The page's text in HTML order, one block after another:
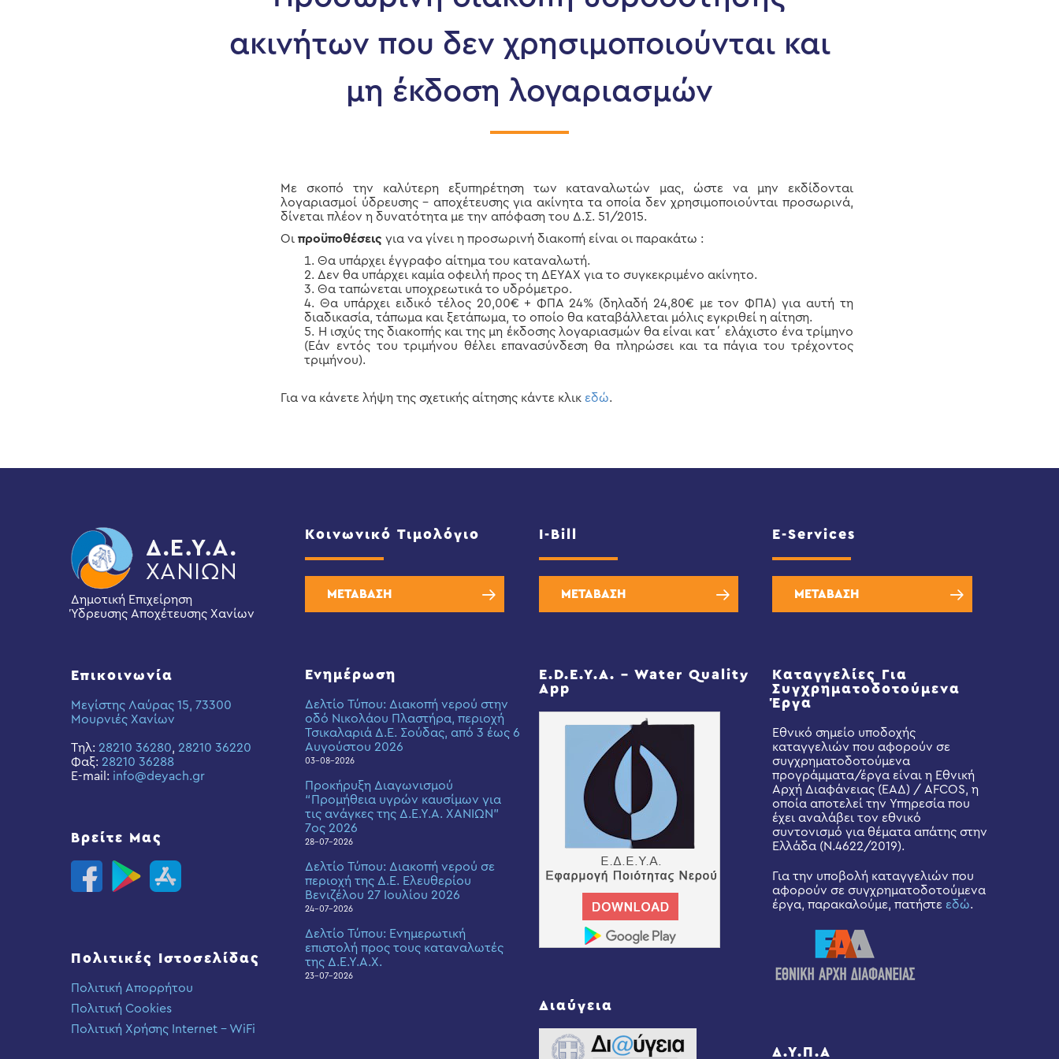
ακινήτων που δεν χρησιμοποιούνται και
μη έκδοση λογαριασμών
Με σκοπό την καλύτερη εξυπηρέτηση των καταναλωτών μας, ώστε να μην εκδίδονται
λογαριασμοί ύδρευσης – αποχέτευσης για ακίνητα τα οποία δεν χρησιμοποιούνται προσωρινά,
δίνεται πλέον η δυνατότητα με την απόφαση του Δ.Σ. 51/2015.
Οιπροϋποθέσεις για να γίνει η προσωρινή διακοπή είναι οι παρακάτω :
Θα υπάρχει έγγραφο αίτημα του καταναλωτή.
Δεν θα υπάρχει καμία οφειλή προς τη ΔΕΥΑΧ για το συγκεκριμένο ακίνητο.
Θα ταπώνεται υποχρεωτικά το υδρόμετρο.
Θα υπάρχει ειδικό τέλος 20,00€ + ΦΠΑ 24% (δηλαδή 24,80€ με τον ΦΠΑ) για αυτή τη
διαδικασία, τάπωμα και ξετάπωμα, το οποίο θα καταβάλλεται μόλις εγκριθεί η αίτηση.
Η ισχύς της διακοπής και της μη έκδοσης λογαριασμών θα είναι κατ΄ ελάχιστο ένα τρίμηνο
(Εάν εντός του τριμήνου θέλει επανασύνδεση θα πληρώσει και τα πάγια του τρέχοντος
τριμήνου).
Για να κάνετε λήψη της σχετικής αίτησης κάντε κλικ εδώ.
Δημοτική Επιχείρηση
Ύδρευσης Αποχέτευσης Χανίων
Επικοινωνία
Μεγίστης Λαύρας 15, 73300
Μουρνιές Χανίων
Τηλ: 28210 36280, 28210 36220
Φαξ: 28210 36288
E-mail: info@deyach.gr
Βρείτε Μας
Πολιτικές Ιστοσελίδας
Πολιτική Απορρήτου
Πολιτική Cookies
Πολιτική Χρήσης Internet – WiFi
Κοινωνικό Τιμολόγιο
ΜΕΤΑΒΑΣΗ
Ενημέρωση
Δελτίο Τύπου: Διακοπή νερού στην
οδό Νικολάου Πλαστήρα, περιοχή
Τσικαλαριά Δ.Ε. Σούδας, από 3 έως 6
Αυγούστου 2026
03-08-2026
Προκήρυξη Διαγωνισμού
“Προμήθεια υγρών καυσίμων για
τις ανάγκες της Δ.Ε.Υ.Α. ΧΑΝΙΩΝ”
7ος 2026
28-07-2026
Δελτίο Τύπου: Διακοπή νερού σε
περιοχή της Δ.Ε. Ελευθερίου
Βενιζέλου 27 Ιουλίου 2026
24-07-2026
Δελτίο Τύπου: Eνημερωτική
επιστολή προς τους καταναλωτές
της Δ.Ε.Υ.Α.Χ.
23-07-2026
I-Bill
ΜΕΤΑΒΑΣΗ
E.D.E.Y.A. – Water Quality
App
Διαύγεια
E-Services
ΜΕΤΑΒΑΣΗ
Καταγγελίες Για
Συγχρηματοδοτούμενα
Έργα
Εθνικό σημείο υποδοχής
καταγγελιών που αφορούν σε
συγχρηματοδοτούμενα
προγράμματα/έργα είναι η Εθνική
Αρχή Διαφάνειας (ΕΑΔ) / AFCOS, η
οποία αποτελεί την Υπηρεσία που
έχει αναλάβει τον εθνικό
συντονισμό για θέματα απάτης στην
Ελλάδα (Ν.4622/2019).
Για την υποβολή καταγγελιών που
αφορούν σε συγχρηματοδοτούμενα
έργα, παρακαλούμε, πατήστε εδώ.
Δ.Υ.Π.Α